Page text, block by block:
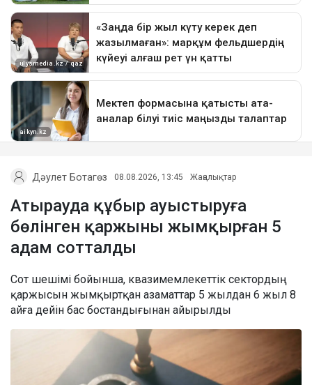
Дәулет Ботагөз 08.08.2026, 13:45 Жаңалықтар
Атырауда құбыр ауыстыруға
бөлінген қаржыны жымқырған 5
адам сотталды
Сот шешімі бойынша, квазимемлекеттік сектордың
қаржысын жымқыртқан азаматтар 5 жылдан 6 жыл 8
айға дейін бас бостандығынан айырылды